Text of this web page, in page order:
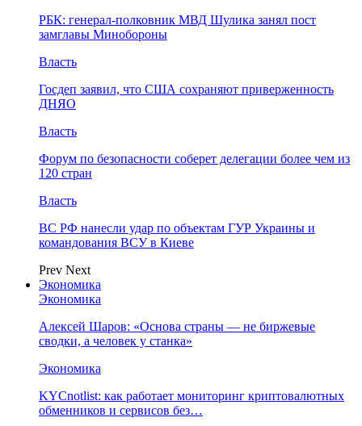
РБК: генерал-полковник МВД Шулика занял пост
замглавы Минобороны
Власть
Госдеп заявил, что США сохраняют приверженность
ДНЯО
Власть
Форум по безопасности соберет делегации более чем из
120 стран
Власть
ВС РФ нанесли удар по объектам ГУР Украины и
командования ВСУ в Киеве
Prev Next
Экономика
Экономика
Алексей Шаров: «Основа страны — не биржевые
сводки, а человек у станка»
Экономика
KYCnotlist: как работает мониторинг криптовалютных
обменников и сервисов без…